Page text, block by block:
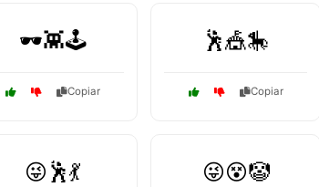
🕶️👾🕹️
Copiar
🕺🎪🎠
Copiar
😜🕺💃 😜😵🤡